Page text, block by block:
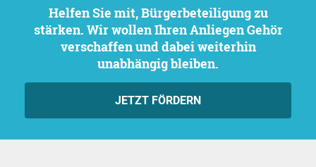
Helfen Sie mit, Bürgerbeteiligung zu
stärken. Wir wollen Ihren Anliegen Gehör
verschaffen und dabei weiterhin
unabhängig bleiben.
JETZT FÖRDERN